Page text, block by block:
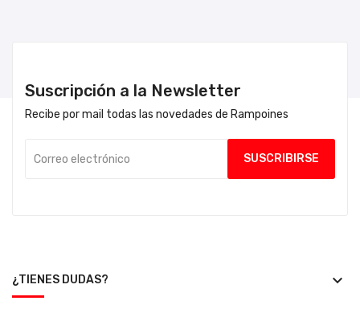
Suscripción a la Newsletter
Recibe por mail todas las novedades de Rampoines
¿TIENES DUDAS? keyboard_arrow_down